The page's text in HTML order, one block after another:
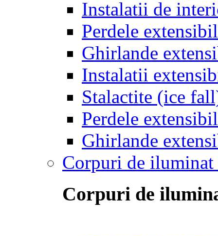
Instalatii de
Perdele
Ghirlande
Instalatii
Stalactite (ice
Perdele
Ghirlande
Corpuri de
Corpuri de